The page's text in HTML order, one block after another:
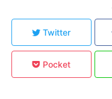
Twitter
Pocket